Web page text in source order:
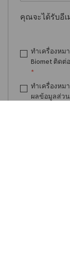
คุณจะได้รับอีเ
ทำเครื่องหม
Biomet ติดต่
*
ทำเครื่องหม
ผลข้อมูลส่วน